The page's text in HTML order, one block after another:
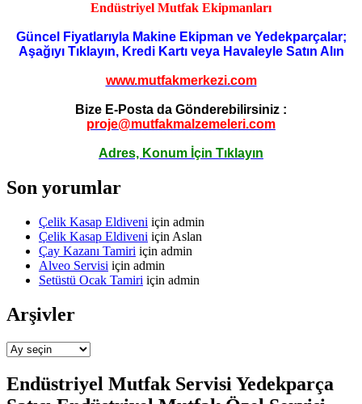
Endüstriyel Mutfak Ekipmanları
Güncel Fiyatlarıyla Makine Ekipman ve Yedekparçalar;
Aşağıyı Tıklayın, Kredi Kartı veya Havaleyle Satın Alın
www.mutfakmerkezi.com
Bize E-Posta da Gönderebilirsiniz :
proje@mutfakmalzemeleri.com
Adres, Konum İçin Tıklayın
Son yorumlar
Çelik Kasap Eldiveni için admin
Çelik Kasap Eldiveni için Aslan
Çay Kazanı Tamiri için admin
Alveo Servisi için admin
Setüstü Ocak Tamiri için admin
Arşivler
Arşivler
Endüstriyel Mutfak Servisi Yedekparça